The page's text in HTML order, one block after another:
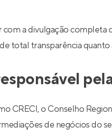
com a divulgação
total transparência
CRECI, o Conselho
de negócios do